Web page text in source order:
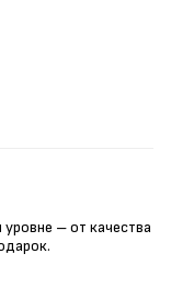
– от качества